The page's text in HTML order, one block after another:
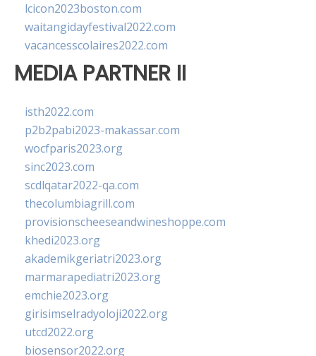
lcicon2023boston.com
waitangidayfestival2022.com
vacancesscolaires2022.com
MEDIA PARTNER II
isth2022.com
p2b2pabi2023-makassar.com
wocfparis2023.org
sinc2023.com
scdlqatar2022-qa.com
thecolumbiagrill.com
provisionscheeseandwineshoppe.com
khedi2023.org
akademikgeriatri2023.org
marmarapediatri2023.org
emchie2023.org
girisimselradyoloji2022.org
utcd2022.org
biosensor2022.org